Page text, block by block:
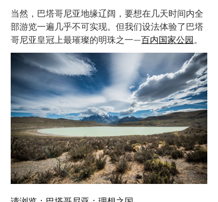
当然，巴塔哥尼亚地缘辽阔，要想在几天时间内全
部游览一遍几乎不可实现。但我们设法体验了巴塔
哥尼亚皇冠上最璀璨的明珠之一—百内国家公园。